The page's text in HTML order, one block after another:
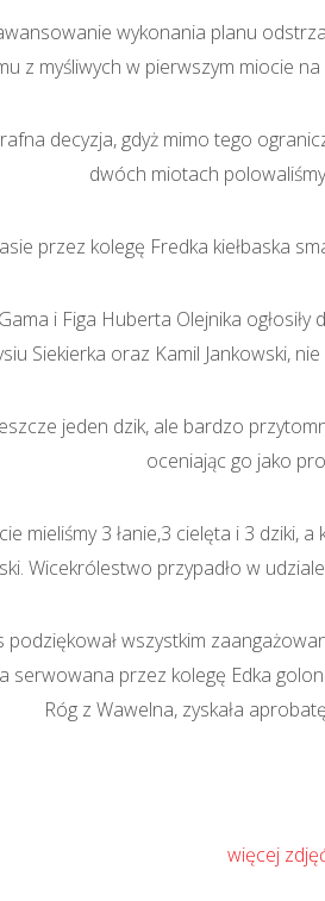
wykonania planu
z myśliwych w pierwszym miocie
decyzja, gdyż mimo tego
dwóch miotach
przez kolegę Fredka kiełbaska
i Figa Huberta Olejnika
Siekierka oraz Kamil Jankowski,
jeden dzik, ale bardzo
oceniając go jako
mieliśmy 3 łanie,3 cielęta i 3 dziki,
Wicekrólestwo przypadło w
podziękował wszystkim
serwowana przez kolegę Edka
Róg z Wawelna, zyskała
więcej